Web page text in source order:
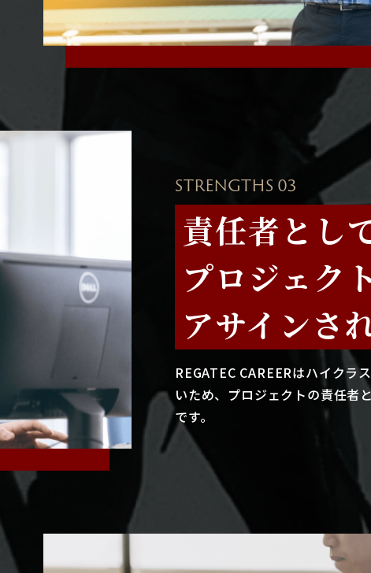
STRENGTHS 03
責任者とし
プロジェク
アサインさ
REGATEC CAREERはハイクラ
いため、プロジェクトの責任者
です。